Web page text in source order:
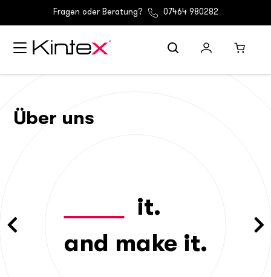
Fragen oder Beratung? 07464 980282
Über uns
it.
and make it.